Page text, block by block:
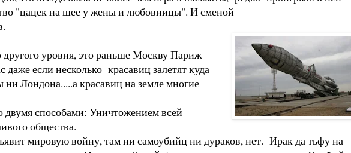
"цацек на шее у жены и любовницы". И сменой
другого уровня, это раньше Москву Париж
если несколько красавиц залетят куда
Лондона.....а красавиц на земле многие
способами: Уничтожением всей
общества.
мировую войну, там ни самоубийц ни дураков, нет. Ирак да тьфу на